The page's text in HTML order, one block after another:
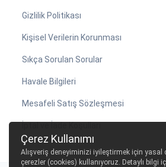
Gizlilik Politikası
Kişisel Verilerin Korunması
Sıkça Sorulan Sorular
Havale Bilgileri
Mesafeli Satış Sözleşmesi
Çerez Kullanımı
Alışveriş deneyiminizi iyileştirmek için yasal
çerezler (cookies) kullanıyoruz. Detaylı bilgi